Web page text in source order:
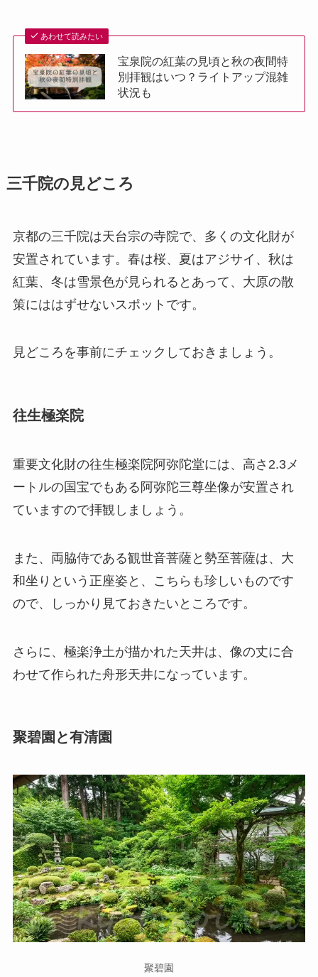
あわせて読みたい
宝泉院の紅葉の見頃と秋の夜間特
別拝観はいつ？ライトアップ混雑
状況も
三千院の見どころ
京都の三千院は天台宗の寺院で、多くの文化財が
安置されています。春は桜、夏はアジサイ、秋は
紅葉、冬は雪景色が見られるとあって、大原の散
策にははずせないスポットです。
見どころを事前にチェックしておきましょう。
往生極楽院
重要文化財の往生極楽院阿弥陀堂には、高さ2.3メ
ートルの国宝でもある阿弥陀三尊坐像が安置され
ていますので拝観しましょう。
また、両脇侍である観世音菩薩と勢至菩薩は、大
和坐りという正座姿と、こちらも珍しいものです
ので、しっかり見ておきたいところです。
さらに、極楽浄土が描かれた天井は、像の丈に合
わせて作られた舟形天井になっています。
聚碧園と有清園
聚碧園